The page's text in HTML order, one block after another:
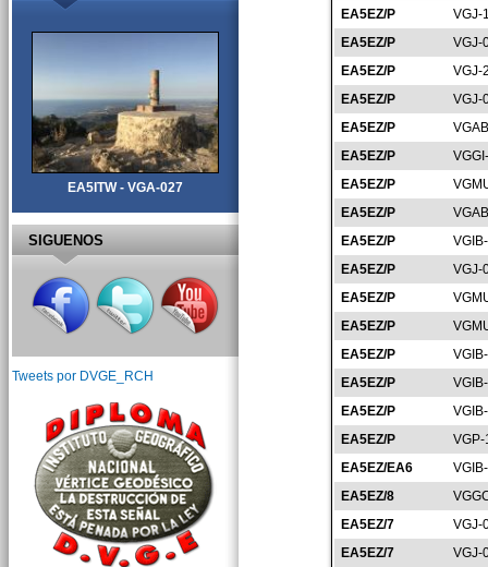
EA5EZ/P
VGJ-
EA5EZ/P
VGJ-
EA5EZ/P
VGJ-
EA5EZ/P
VGJ-
EA5EZ/P
EA5EZ/P
EA5EZ/P
EA5EZ/P
EA5EZ/P
EA5EZ/P
VGJ-
EA5EZ/P
EA5EZ/P
EA5EZ/P
EA5EZ/P
EA5EZ/P
EA5EZ/P
EA5EZ/EA6
EA5EZ/8
EA5EZ/7
VGJ-
EA5EZ/7
VGJ-
EA5ITW - VGA-027
SIGUENOS
Tweets por DVGE_RCH